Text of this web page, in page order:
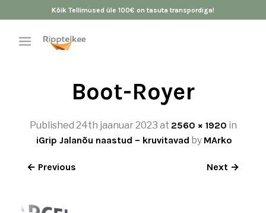
Kõik Tellimused üle 100€ on tasuta transpordiga!
Boot-Royer
Published 24th jaanuar 2023 at 2560 × 1920 in
iGrip Jalanõu naastud – kruvitavad by MArko
← Previous Next →